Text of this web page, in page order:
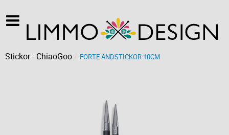
Stickor - ChiaoGoo FORTE ÄNDSTICKOR 10CM